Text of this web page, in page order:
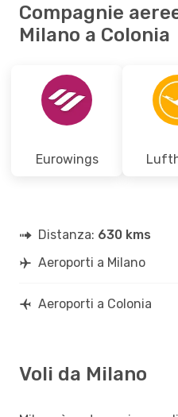
Compagnie
Milano a Colonia
Eurowings
Distanza: 630 kms
Aeroporti a Milano
Aeroporti a Colonia
Voli da Milano